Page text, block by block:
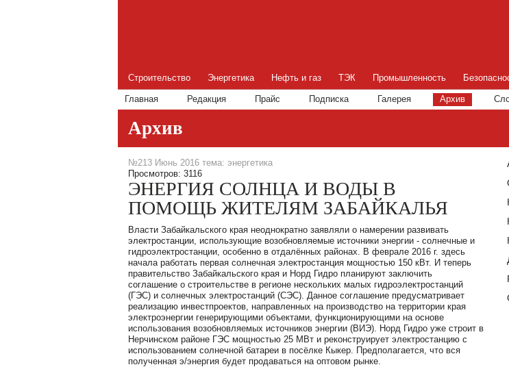
Строительство Энергетика Нефть и газ ТЭК Промышленность
Главная Редакция Прайс Подписка Галерея Архив
Архив
№213 Июнь 2016 тема: энергетика
Просмотров: 3116
ЭНЕРГИЯ СОЛНЦА И ВОДЫ В
ПОМОЩЬ ЖИТЕЛЯМ ЗАБАЙКАЛЬЯ
Власти Забайкальского края неоднократно заявляли о намерении развивать
электростанции, использующие возобновляемые источники энергии - солнечные и
гидроэлектростанции, особенно в отдалённых районах. В феврале 2016 г. здесь
начала работать первая солнечная электростанция мощностью 150 кВт. И теперь
правительство Забайкальского края и Норд Гидро планируют заключить
соглашение о строительстве в регионе нескольких малых гидроэлектростанций
(ГЭС) и солнечных электростанций (СЭС). Данное соглашение предусматривает
реализацию инвестпроектов, направленных на производство на территории края
электроэнергии генерирующими объектами, функционирующими на основе
использования возобновляемых источников энергии (ВИЭ). Норд Гидро уже строит в
Нерчинском районе ГЭС мощностью 25 МВт и реконструирует электростанцию с
использованием солнечной батареи в посёлке Кыкер. Предполагается, что вся
полученная э/энергия будет продаваться на оптовом рынке.